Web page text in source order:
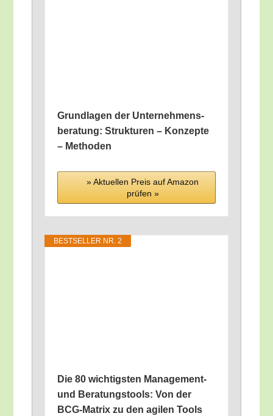
Grund­la­gen der Unter­neh­mens­
be­ra­tung: Struk­tu­ren – Kon­zep­te
– Methoden
» Aktu­el­len Preis auf Ama­zon
prü­fen »
BEST­SEL­LER NR. 2
Die 80 wich­tigs­ten Manage­ment-
und Bera­tungs­tools: Von der
BCG-Matrix zu den agi­len Tools